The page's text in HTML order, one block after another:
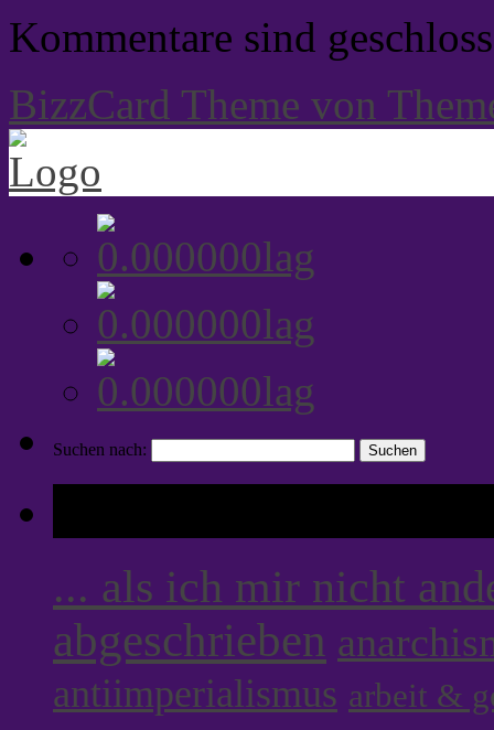
Kommentare sind
BizzCard Theme von
Suchen nach:
... als ich mir nicht
abgeschrieben
antiimperialismus arbeit &